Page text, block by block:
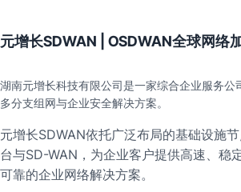
元增长SDWAN | OSDWAN全球网络
湖南元增长科技有限公司是一家综合企业服务公
多分支组网与企业安全解决方案。
元增长SDWAN依托广泛布局的基础设施
台与SD-WAN，为企业客户提供高速、稳
可靠的企业网络解决方案。